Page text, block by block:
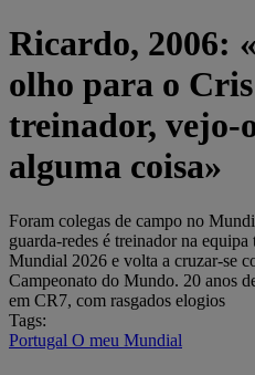
Ricardo, 2006:
olho para o
treinador, vejo-
alguma coisa»
Foram colegas de campo no
guarda-redes é treinador na
Mundial 2026 e volta a cruzar-se
Campeonato do Mundo. 20 anos
em CR7, com rasgados elogios
Tags:
Portugal O meu Mundial